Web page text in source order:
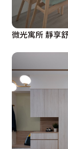
微光寓